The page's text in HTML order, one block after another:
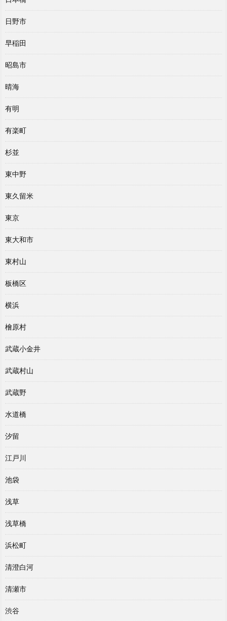
日野市
早稲田
昭島市
晴海
有明
有楽町
杉並
東中野
東久留米
東京
東大和市
東村山
板橋区
横浜
檜原村
武蔵小金井
武蔵村山
武蔵野
水道橋
汐留
江戸川
池袋
浅草
浅草橋
浜松町
清澄白河
清瀬市
渋谷